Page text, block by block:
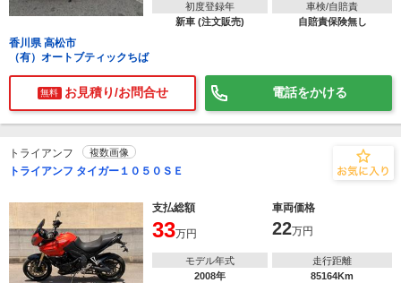
初度登録年
新車 (注文販売)
車検/自賠責
自賠責保険無し
香川県 高松市
（有）オートブティックちば
無料 お見積り/お問合せ 電話をかける
トライアンフ 複数画像
トライアンフ タイガー１０５０ＳＥ
支払総額 車両価格
33万円 22万円
モデル年式
2008年
走行距離
85164Km